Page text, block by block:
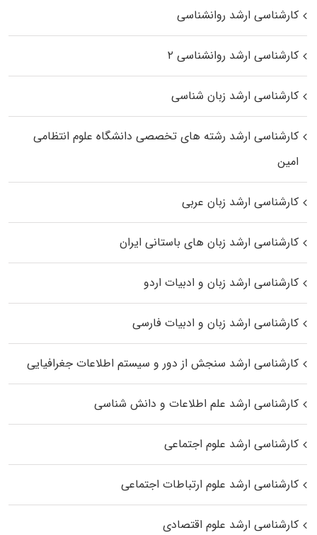
کارشناسی ارشد روانشناسی
کارشناسی ارشد روانشناسی ۲
کارشناسی ارشد زبان شناسی
کارشناسی ارشد رﺷﺘﻪ ﻫﺎی تخصصی داﻧﺸﮕﺎه ﻋﻠﻮم انتظامی
اﻣﻴﻦ
کارشناسی ارشد زبان عربی
کارشناسی ارشد زبان‌ های باستانی ایران
کارشناسی ارشد زبان و ادبیات اردو
کارشناسی ارشد زبان و ادبیات فارسی
کارشناسی ارشد سنجش از دور و سیستم اطلاعات جغرافیایی
کارشناسی ارشد علم اطلاعات و دانش شناسی
کارشناسی ارشد علوم اجتماعی
کارشناسی ارشد علوم ارتباطات اجتماعی
کارشناسی ارشد علوم اقتصادی